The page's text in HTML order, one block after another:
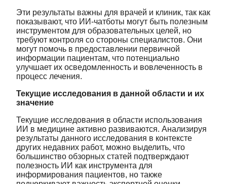
Эти результаты важны для врачей и клиник, так как
показывают, что ИИ-чатботы могут быть полезным
инструментом для образовательных целей, но
требуют контроля со стороны специалистов. Они
могут помочь в предоставлении первичной
информации пациентам, что потенциально
улучшает их осведомленность и вовлеченность в
процесс лечения.
Текущие исследования в данной области и их
значение
Текущие исследования в области использования
ИИ в медицине активно развиваются. Анализируя
результаты данного исследования в контексте
других недавних работ, можно выделить, что
большинство обзорных статей подтверждают
полезность ИИ как инструмента для
информирования пациентов, но также